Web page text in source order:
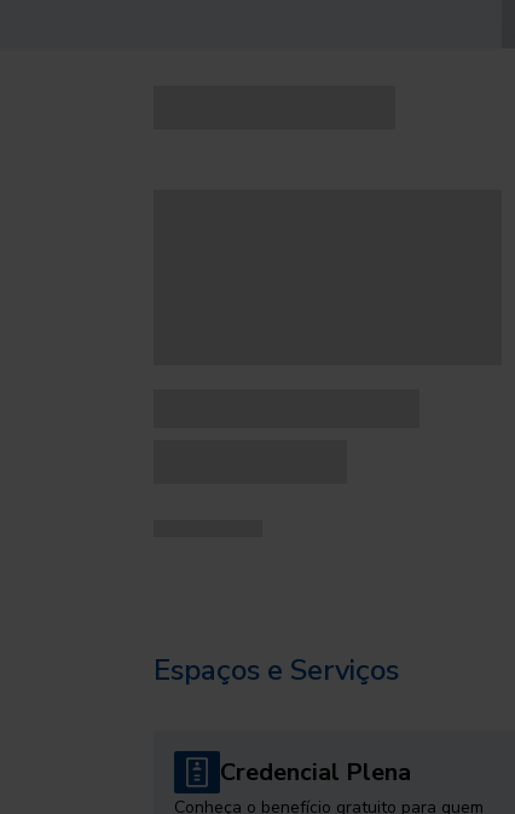
Espaços e Serviços
Credencial Plena
Conheça o benefício gratuito para quem